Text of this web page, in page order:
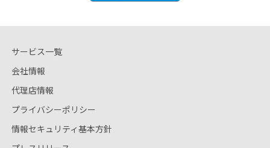
サービス一覧
会社情報
代理店情報
プライバシーポリシー
情報セキュリティ基本方針